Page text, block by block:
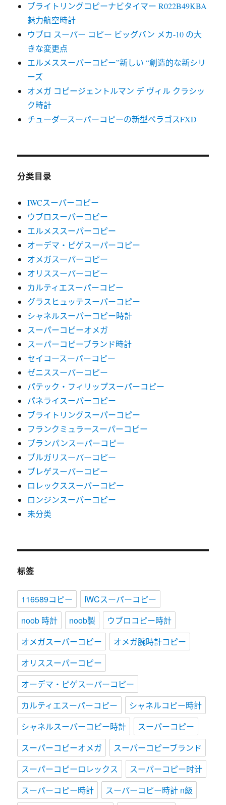
ブライトリングコピーナビタイマー R022B49KBA
魅力航空時計
ウブロ スーパー コピー ビッグバン メカ-10 の大
きな変更点
エルメススーパーコピー”新しい “創造的な新シリ
ーズ
オメガ コピージェントルマン デ ヴィル クラシッ
ク時計
チューダースーパーコピーの新型ペラゴスFXD
分类目录
IWCスーパーコピー
ウブロスーパーコピー
エルメススーパーコピー
オーデマ・ピゲスーパーコピー
オメガスーパーコピー
オリススーパーコピー
カルティエスーパーコピー
グラスヒュッテスーパーコピー
シャネルスーパーコピー時計
スーパーコピーオメガ
スーパーコピーブランド時計
セイコースーパーコピー
ゼニススーパーコピー
パテック・フィリップスーパーコピー
パネライスーパーコピー
ブライトリングスーパーコピー
フランクミュラースーパーコピー
ブランパンスーパーコピー
ブルガリスーパーコピー
ブレゲスーパーコピー
ロレックススーパーコピー
ロンジンスーパーコピー
未分类
标签
116589コピー
IWCスーパーコピー
noob 時計
noob製
ウブロコピー時計
オメガスーパーコピー
オメガ腕時計コピー
オリススーパーコピー
オーデマ・ピゲスーパーコピー
カルティエスーパーコピー
シャネルコピー時計
シャネルスーパーコピー時計
スーパーコピー
スーパーコピーオメガ
スーパーコピーブランド
スーパーコピーロレックス
スーパーコピー时计
スーパーコピー時計
スーパーコピー時計 n級